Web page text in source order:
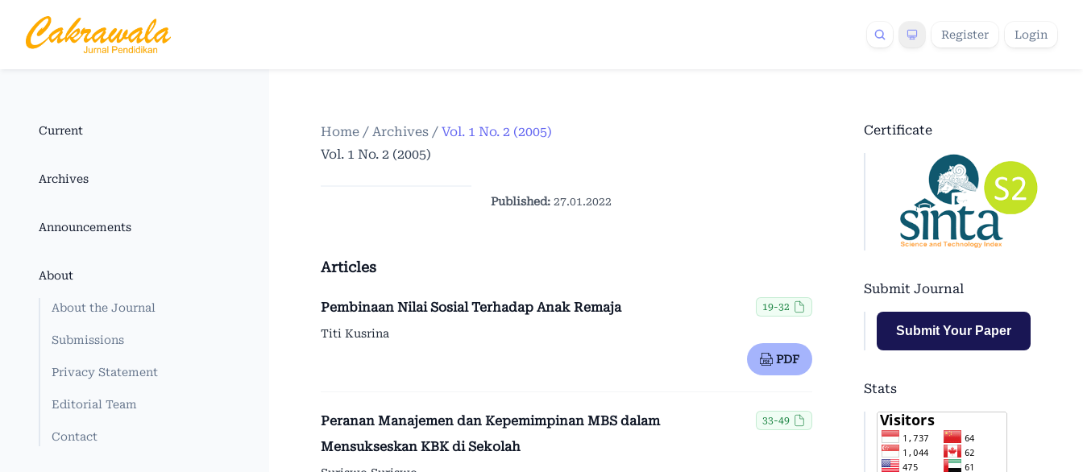
Register Login
Current
Archives
Announcements
About
About the Journal
Submissions
Privacy Statement
Editorial Team
Contact
Home / Archives / Vol. 1 No. 2 (2005)
Vol. 1 No. 2 (2005)
Published: 27.01.2022
Articles
Pembinaan Nilai Sosial Terhadap Anak Remaja 19-32
Titi Kusrina
PDF
Peranan Manajemen dan Kepemimpinan MBS dalam
Mensukseskan KBK di Sekolah
33-49
Certificate
Submit Journal
Submit Your Paper
Stats